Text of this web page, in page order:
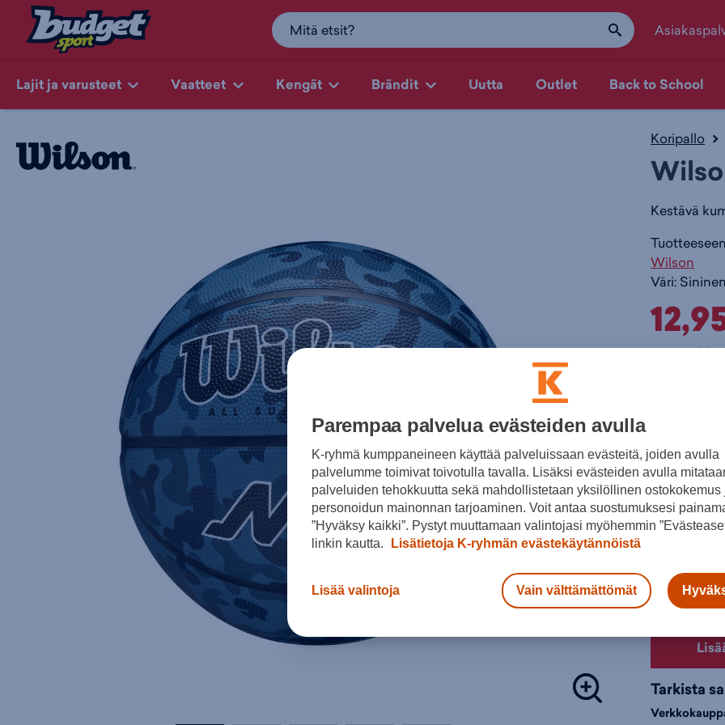
Lajit ja varusteet Vaatteet Kengät Brändit Uutta Outlet Back to School
Koripallo
Kestävä
Wilson
Väri: Sininen
Sininen
Valitse
Tarkista
Parempaa palvelua evästeiden avulla
K-ryhmä kumppaneineen käyttää palveluissaan evästeitä, joiden avulla
palvelumme toimivat toivotulla tavalla. Lisäksi evästeiden avulla
palveluiden tehokkuutta sekä mahdollistetaan yksilöllinen ostokokemus
personoidun mainonnan tarjoaminen. Voit antaa suostumuksesi
”Hyväksy kaikki”. Pystyt muuttamaan valintojasi myöhemmin
linkin kautta.
Lisätietoja K-ryhmän evästekäytännöistä
Lisää valintoja Vain välttämättömät